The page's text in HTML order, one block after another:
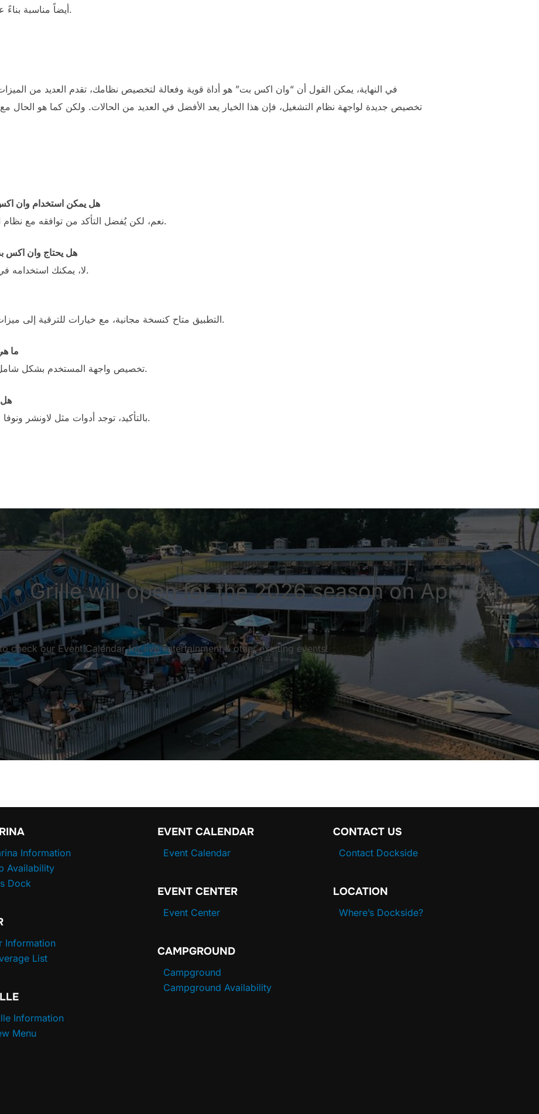
disponível أيضاً مناسبة بناءً على الاحتياجات الفردية.
في النهاية، يمكن القول أن “وان اكس بت” هو أداة قوية وفعالة لتخصيص نظامك، تقدم العديد من
تخصيص جديدة لواجهة نظام التشغيل، فإن هذا الخيار يعد الأفضل في العديد من الحالات. ولكن كما هو الحال مع
1. هل يمكن استخدام وان
نعم، لكن يُفضل التأكد من توافقه مع نظام التشغيل الخاص بك قبل التثبيت.
2. هل يحتاج وان اكس
لا، يمكنك استخدامه في وضع عدم الاتصال بعد التثبيت.
التطبيق متاح كنسخة مجانية، مع خيارات للترقية إلى ميزات إضافية في النسخة المدفوعة.
4.
تخصيص واجهة المستخدم بشكل شامل وسهل يعتبر من أفضل ميزاته.
5.
بالتأكيد، توجد أدوات مثل لاونشر ونوفا لانشر التي تقدم ميزات مشابهة.
• Grille will open for the 2026 season on April 9th.
check our Event Calendar for live entertainment & other exciting events!
Information
Availability
Dock
Information
List
Information
Menu
EVENT CALENDAR
Event Calendar
EVENT CENTER
Event Center
CAMPGROUND
Campground
Campground Availability
CONTACT US
Contact Dockside
LOCATION
Where’s Dockside?